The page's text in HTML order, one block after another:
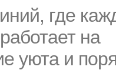
где
на
уюта и